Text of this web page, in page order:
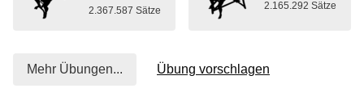
2.367.587 Sätze
2.165.292 Sätze
Mehr Übungen... Übung vorschlagen